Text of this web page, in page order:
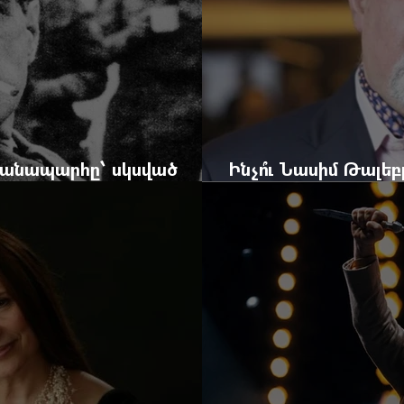
սկսված
Ինչո՞ւ Նասիմ
հրավերքը և